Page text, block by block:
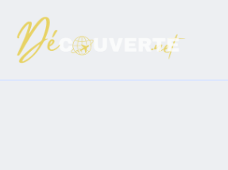
contenu